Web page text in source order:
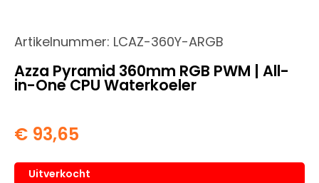
Artikelnummer: LCAZ-360Y-ARGB
Azza Pyramid 360mm RGB PWM | All-
in-One CPU Waterkoeler
€ 93,65
Uitverkocht